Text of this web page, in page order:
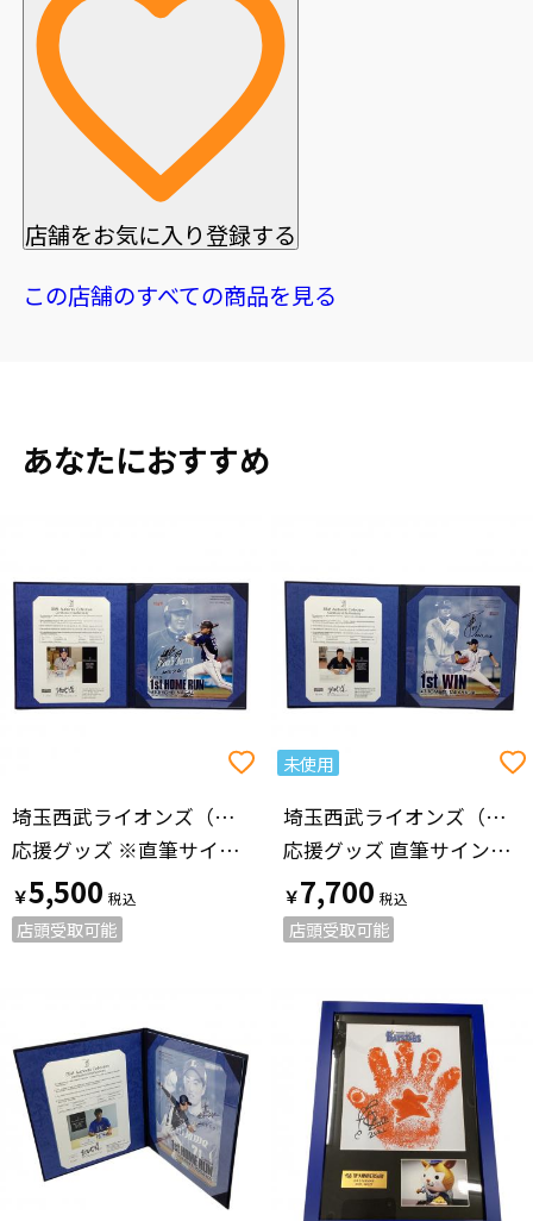
店舗をお気に入り登録する
この店舗のすべての商品を見る
あなたにおすすめ
埼玉西武ライオンズ（サイタマセイブライオンズ）
応援グッズ ※直筆サイン付（保証有） @ ネイビー
￥5,500
店頭受取可能
未使用
埼玉西武ライオンズ（サイタマセイブライオンズ）
応援グッズ 直筆サイン付（保証有） @ ネイビー
￥7,700
店頭受取可能